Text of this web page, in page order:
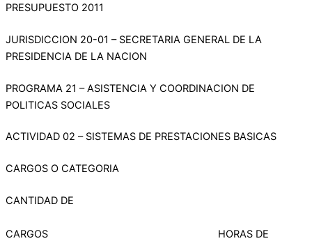
PRESUPUESTO 2011
JURISDICCION 20-01 – SECRETARIA GENERAL DE LA
PRESIDENCIA DE LA NACION
PROGRAMA 21 – ASISTENCIA Y COORDINACION DE
POLITICAS SOCIALES
ACTIVIDAD 02 – SISTEMAS DE PRESTACIONES BASICAS
CARGOS O CATEGORIA
CANTIDAD DE
CARGOS HORAS DE